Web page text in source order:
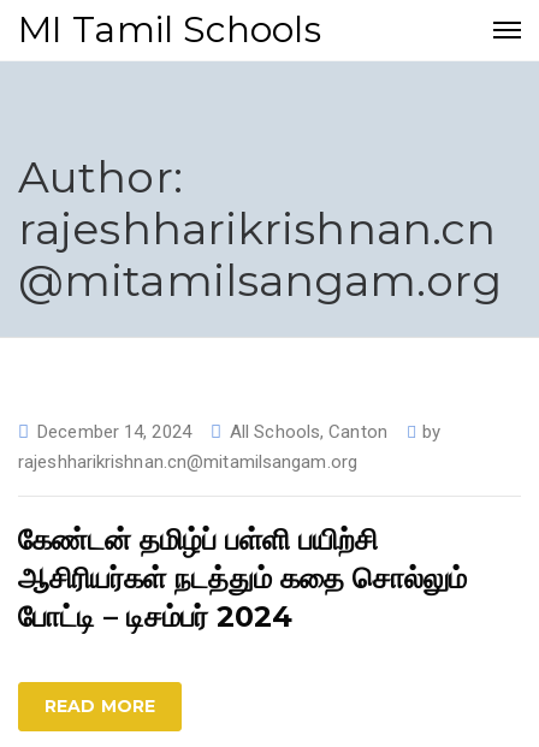
MI Tamil Schools
Author:
rajeshharikrishnan.cn
@mitamilsangam.org
December 14, 2024 All Schools,Canton
by
rajeshharikrishnan.cn@mitamilsangam.org
கேண்டன் தமிழ்ப் பள்ளி பயிற்சி
ஆசிரியர்கள் நடத்தும் கதை சொல்லும்
போட்டி – டிசம்பர் 2024
READ MORE